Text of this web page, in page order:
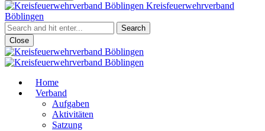
Kreisfeuerwehrverband
Böblingen
Close
Home
Verband
Aufgaben
Aktivitäten
Satzung